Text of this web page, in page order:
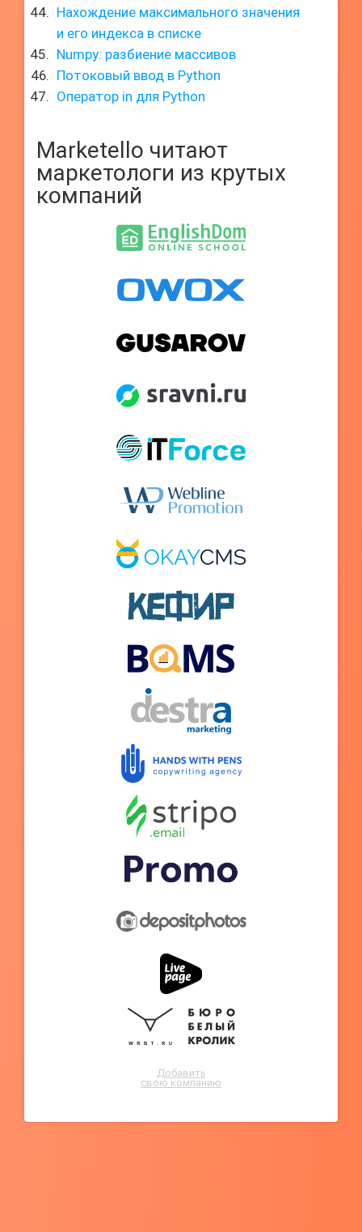
Нахождение максимального значения
и его индекса в списке
Numpy: разбиение массивов
Потоковый ввод в Python
Оператор in для Python
Marketello читают
маркетологи из крутых
компаний
Добавить
свою компанию